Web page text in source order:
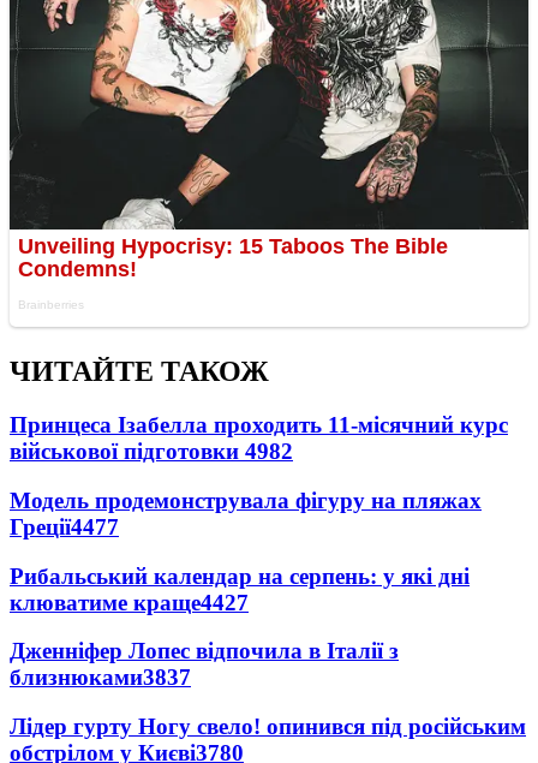
ЧИТАЙТЕ ТАКОЖ
Принцеса Ізабелла проходить 11-місячний курс
військової підготовки 4982
Модель продемонструвала фігуру на пляжах
Греції4477
Рибальський календар на серпень: у які дні
клюватиме краще4427
Дженніфер Лопес відпочила в Італії з
близнюками3837
Лідер гурту Ногу свело! опинився під російським
обстрілом у Києві3780